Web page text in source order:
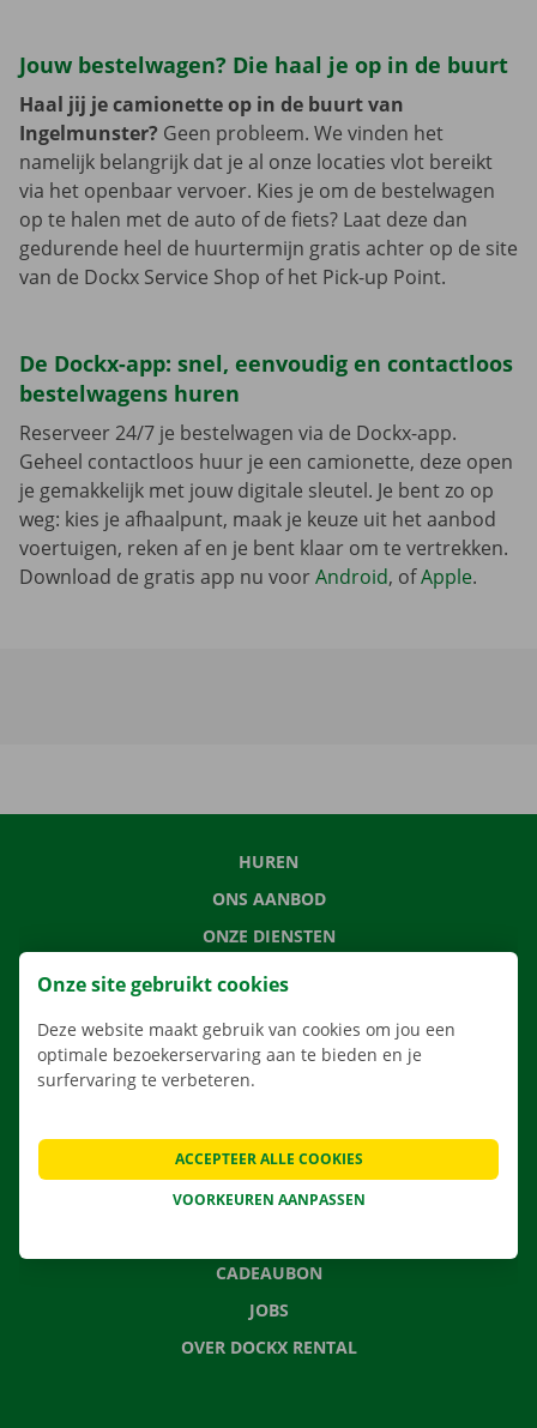
Jouw bestelwagen? Die haal je op in de buurt
Haal jij je camionette op in de buurt van
Ingelmunster? Geen probleem. We vinden het
namelijk belangrijk dat je al onze locaties vlot bereikt
via het openbaar vervoer. Kies je om de bestelwagen
op te halen met de auto of de fiets? Laat deze dan
gedurende heel de huurtermijn gratis achter op de site
van de Dockx Service Shop of het Pick-up Point.
De Dockx-app: snel, eenvoudig en contactloos
bestelwagens huren
Reserveer 24/7 je bestelwagen via de Dockx-app.
Geheel contactloos huur je een camionette, deze open
je gemakkelijk met jouw digitale sleutel. Je bent zo op
weg: kies je afhaalpunt, maak je keuze uit het aanbod
voertuigen, reken af en je bent klaar om te vertrekken.
Download de gratis app nu voorAndroid, ofApple.
HUREN
ONS AANBOD
ONZE DIENSTEN
LOCATIES
VERHUISOPLOSSINGEN
CONTACTEER ONS
VEELGESTELDE VRAGEN
CADEAUBON
JOBS
OVER DOCKX RENTAL
Onze site gebruikt cookies
Deze website maakt gebruik van cookies om jou een
optimale bezoekerservaring aan te bieden en je
surfervaring te verbeteren.
VOORKEUREN AANPASSEN
ACCEPTEER ALLE COOKIES